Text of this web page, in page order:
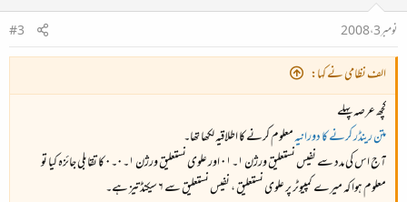
نومبر 3، 2008
#3
الف نظامی نے کہا:
کچھ عرصہ پہلے
متن رینڈر کرنے کا دورانیہمعلوم کرنے کا اطلاقیہ لکھا تھا۔
آج اس کی مدد سے نفیس نستعلیق ورژن ۱۔۰۱ اور علوی نستعلیق ورژن ۱۔۰۔۰ کا تقابلی جائزہ کیا تو
معلوم ہوا کہ میرے کمپیوٹر پر علوی نستعلیق ، نفیس نستعلیق سے ۶ سیکنڈ تیز ہے۔